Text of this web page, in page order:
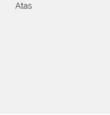
Atas